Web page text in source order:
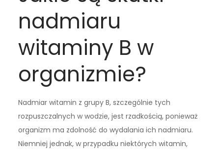
nadmiaru
witaminy B w
organizmie?
Nadmiar witamin z grupy B, szczególnie tych
rozpuszczalnych w wodzie, jest rzadkością, ponieważ
organizm ma zdolność do wydalania ich nadmiaru.
Niemniej jednak, w przypadku niektórych witamin,